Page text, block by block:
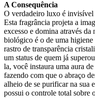
A Consequência
O verdadeiro luxo é invisível
Esta fragrância projeta a
excesso e domina através
biológico é o de uma
rastro de transparência
um status de quem já
la, você instaura uma aura
fazendo com que o abraço
alheio de se purificar na sua
possui o controle total sobre